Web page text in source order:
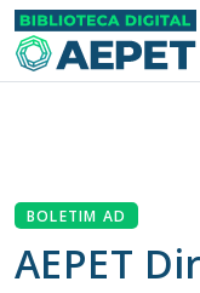
BOLETIM AD
AEPET